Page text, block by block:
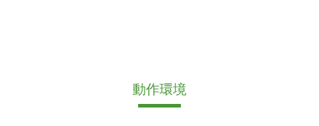
動作環境